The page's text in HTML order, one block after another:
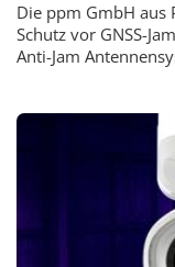
Die ppm GmbH
Schutz vor GNSS-
Anti-Jam